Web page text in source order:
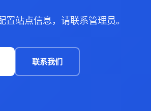
站点信息，请联系管理员。
联系我们